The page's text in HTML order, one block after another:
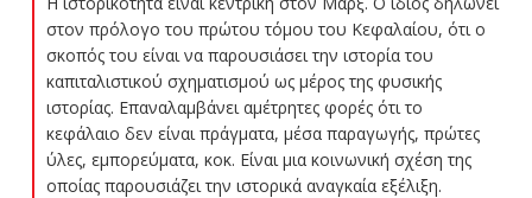
στον πρόλογο του πρώτου τόμου του Κεφαλαίου, ότι ο
σκοπός του είναι να παρουσιάσει την ιστορία του
καπιταλιστικού σχηματισμού ως μέρος της φυσικής
ιστορίας. Επαναλαμβάνει αμέτρητες φορές ότι το
κεφάλαιο δεν είναι πράγματα, μέσα παραγωγής, πρώτες
ύλες, εμπορεύματα, κοκ. Είναι μια κοινωνική σχέση της
οποίας παρουσιάζει την ιστορικά αναγκαία εξέλιξη.